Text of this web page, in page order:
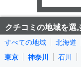
クチコミの地域を選
すべての地域 北海道
東京
神奈川 石川